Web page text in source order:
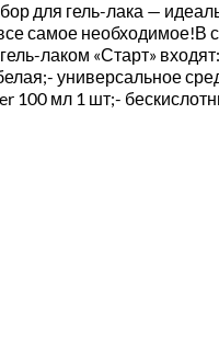
для гель-лака —
самое необходимое!В
лаком «Старт»
универсальное
100 мл 1 шт;-